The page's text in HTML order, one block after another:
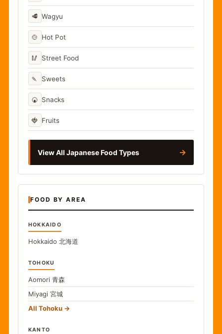
🥩 Wagyu
🍲 Hot Pot
🥢 Street Food
🍡 Sweets
🍘 Snacks
🍓 Fruits
View All Japanese Food Types →
FOOD BY AREA
HOKKAIDO
Hokkaido 北海道
TOHOKU
Aomori 青森
Miyagi 宮城
All Tohoku
KANTO